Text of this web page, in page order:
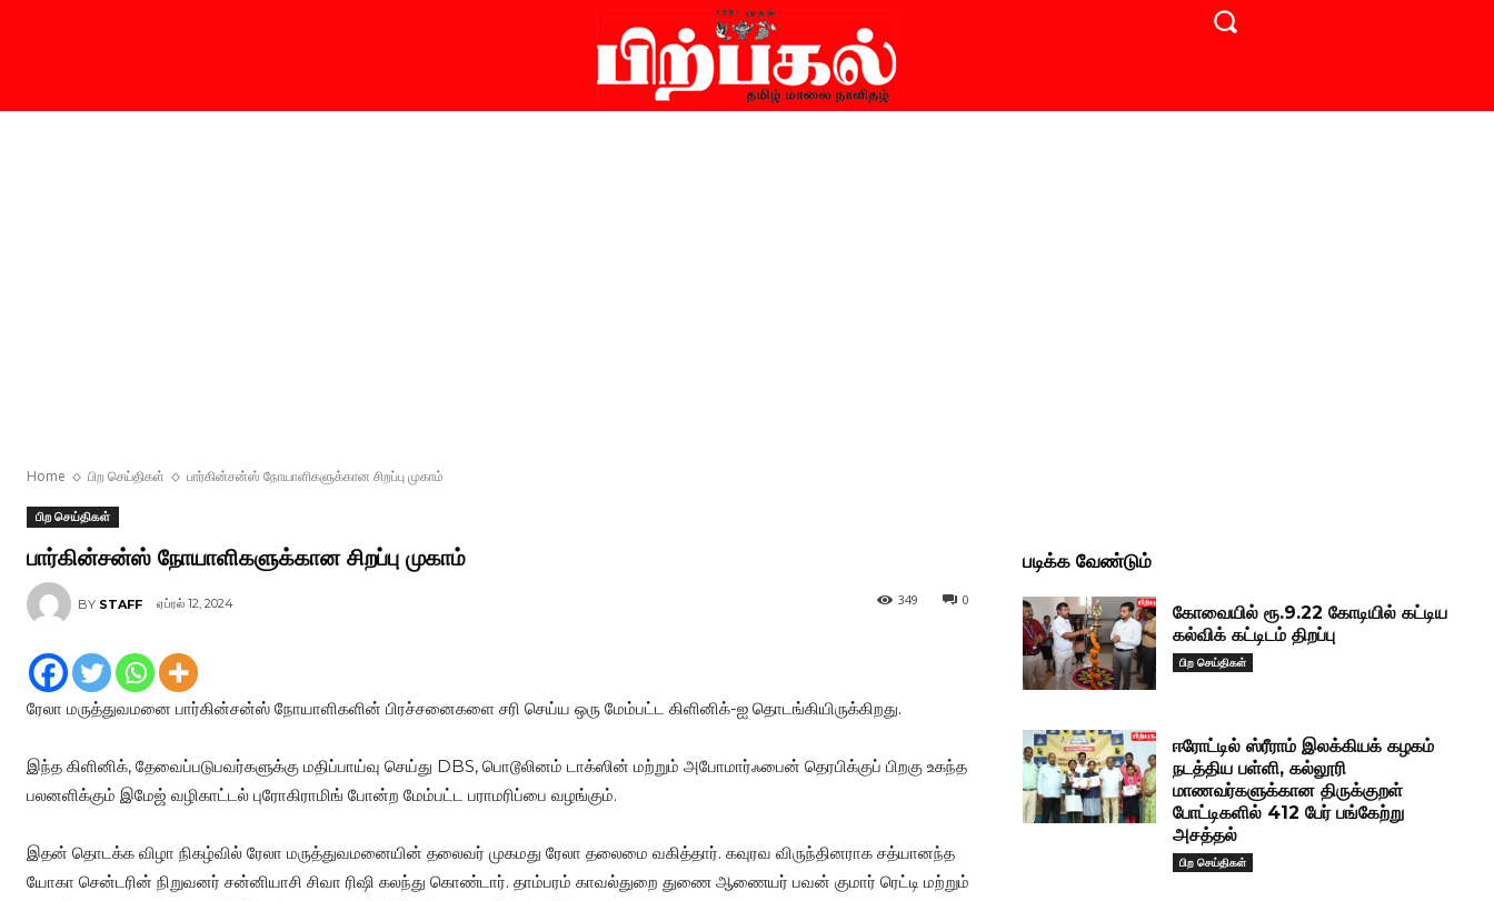
Home பிற செய்திகள் பார்கின்சன்ஸ் நோயாளிகளுக்கான சிறப்பு முகாம்
பிற செய்திகள்
பார்கின்சன்ஸ் நோயாளிகளுக்கான சிறப்பு முகாம்
BY STAFF ஏப்ரல் 12, 2024 0
349
ரேலா மருத்துவமனை பார்கின்சன்ஸ் நோயாளிகளின் பிரச்சனைகளை சரி செய்ய ஒரு மேம்பட்ட கிளினிக்-ஐ தொடங்கியிருக்கிறது.
இந்த கிளினிக், தேவைப்படுபவர்களுக்கு மதிப்பாய்வு செய்து DBS, பொடூலினம் டாக்ஸின் மற்றும் அபோமார்ஃபைன் தெரபிக்குப் பிறகு உகந்த
பலனளிக்கும் இமேஜ் வழிகாட்டல் புரோகிராமிங் போன்ற மேம்பட்ட பராமரிப்பை வழங்கும்.
இதன் தொடக்க விழா நிகழ்வில் ரேலா மருத்துவமனையின் தலைவர் முகமது ரேலா தலைமை வகித்தார். கவுரவ விருந்தினராக சத்யானந்த
யோகா சென்டரின் நிறுவனர் சன்னியாசி சிவா ரிஷி கலந்து கொண்டார். தாம்பரம் காவல்துறை துணை ஆணையர் பவன் குமார் ரெட்டி மற்றும்
படிக்க வேண்டும்
கோவையில் ரூ.9.22 கோடியில் கட்டிய
கல்விக் கட்டிடம் திறப்பு
பிற செய்திகள்
ஈரோட்டில் ஸ்ரீராம் இலக்கியக் கழகம்
நடத்திய பள்ளி, கல்லூரி
மாணவர்களுக்கான திருக்குறள்
போட்டிகளில் 412 பேர் பங்கேற்று
அசத்தல்
பிற செய்திகள்